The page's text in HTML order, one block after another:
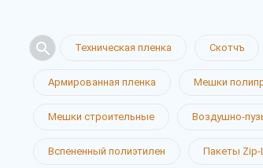
Техническая пленка Скотчъ
Армированная пленка Мешки
Мешки строительные Воздушно-
Вспененный полиэтилен Пакеты Zip-